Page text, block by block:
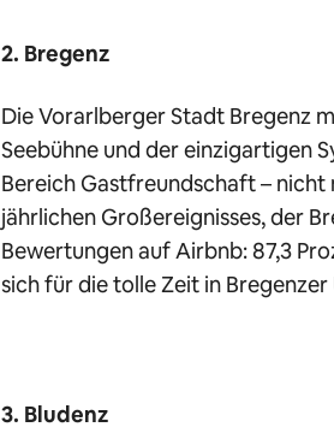
2. Bregenz
Die Vorarlberger Stadt Bregenz
Seebühne und der einzigartigen
Bereich Gastfreundschaft – nicht
jährlichen Großereignisses, der
Bewertungen auf Airbnb: 87,3
sich für die tolle Zeit in
3. Bludenz